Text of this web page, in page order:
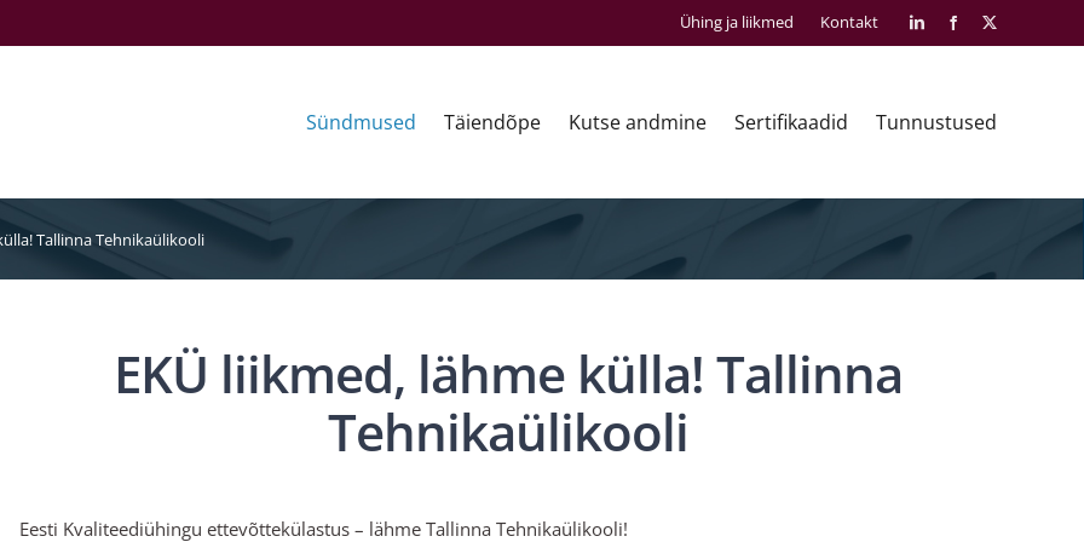
Ühing ja liikmed Kontakt LinkedInFacebook
Sündmused Täiendõpe Kutse andmine Sertifikaadid Tunnustused
Tallinna Tehnikaülikooli
EKÜ liikmed, lähme külla! Tallinna
Tehnikaülikooli
Eesti Kvaliteediühingu ettevõttekülastus – lähme Tallinna Tehnikaülikooli!